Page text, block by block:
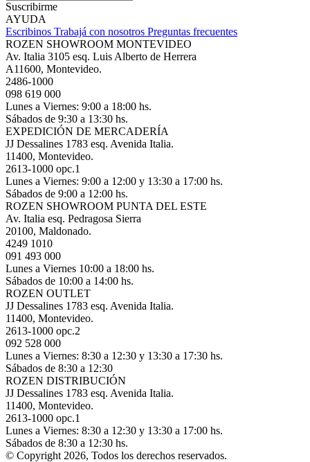
Suscribirme
AYUDA
Escribinos Trabajá con nosotros Preguntas frecuentes
ROZEN SHOWROOM MONTEVIDEO
Av. Italia 3105 esq. Luis Alberto de Herrera
A11600, Montevideo.
2486-1000
098 619 000
Lunes a Viernes: 9:00 a 18:00 hs.
Sábados de 9:30 a 13:30 hs.
EXPEDICIÓN DE MERCADERÍA
JJ Dessalines 1783 esq. Avenida Italia.
11400, Montevideo.
2613-1000 opc.1
Lunes a Viernes: 9:00 a 12:00 y 13:30 a 17:00 hs.
Sábados de 9:00 a 12:00 hs.
ROZEN SHOWROOM PUNTA DEL ESTE
Av. Italia esq. Pedragosa Sierra
20100, Maldonado.
4249 1010
091 493 000
Lunes a Viernes 10:00 a 18:00 hs.
Sábados de 10:00 a 14:00 hs.
ROZEN OUTLET
JJ Dessalines 1783 esq. Avenida Italia.
11400, Montevideo.
2613-1000 opc.2
092 528 000
Lunes a Viernes: 8:30 a 12:30 y 13:30 a 17:30 hs.
Sábados de 8:30 a 12:30
ROZEN DISTRIBUCIÓN
JJ Dessalines 1783 esq. Avenida Italia.
11400, Montevideo.
2613-1000 opc.1
Lunes a Viernes: 8:30 a 12:30 y 13:30 a 17:00 hs.
Sábados de 8:30 a 12:30 hs.
© Copyright 2026, Todos los derechos reservados.